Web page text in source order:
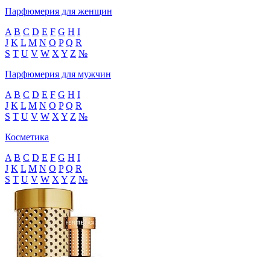
Парфюмерия для женщин
A B C D E F G H I
J K L M N O P Q R
S T U V W X Y Z №
Парфюмерия для мужчин
A B C D E F G H I
J K L M N O P Q R
S T U V W X Y Z №
Косметика
A B C D E F G H I
J K L M N O P Q R
S T U V W X Y Z №